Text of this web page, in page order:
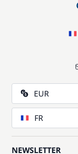
EUR
FR
NEWSLETTER